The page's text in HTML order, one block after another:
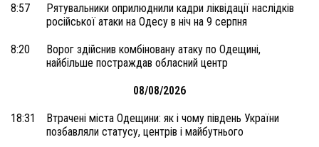
8:57
Рятувальники оприлюднили кадри ліквідації наслідків
російської атаки на Одесу в ніч на 9 серпня
8:20
Ворог здійснив комбіновану атаку по Одещині,
найбільше постраждав обласний центр
08/08/2026
18:31
Втрачені міста Одещини: як і чому південь України
позбавляли статусу, центрів і майбутнього